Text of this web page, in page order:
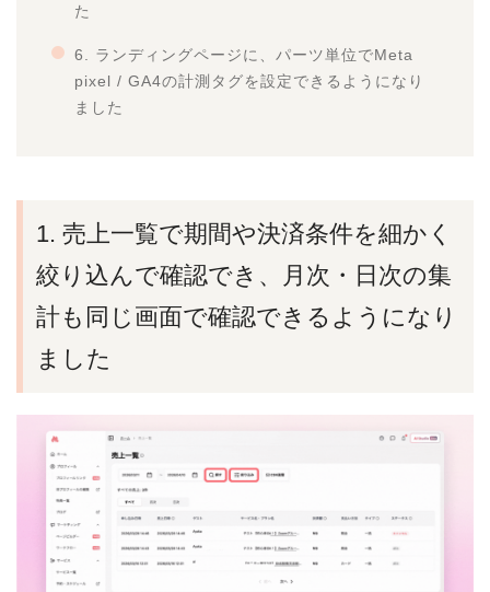
た
6. ランディングページに、パーツ単位でMeta
pixel / GA4の計測タグを設定できるようになり
ました
1. 売上一覧で期間や決済条件を細かく
絞り込んで確認でき、月次・日次の集
計も同じ画面で確認できるようになり
ました